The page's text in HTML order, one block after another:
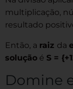
multiplicação,
resultado
Então, a raiz da
solução é S =
Domine